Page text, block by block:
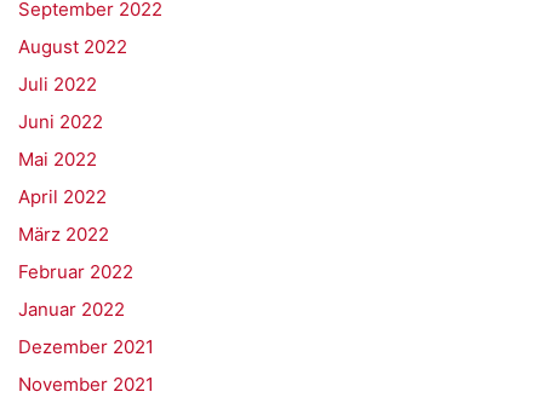
September 2022
August 2022
Juli 2022
Juni 2022
Mai 2022
April 2022
März 2022
Februar 2022
Januar 2022
Dezember 2021
November 2021